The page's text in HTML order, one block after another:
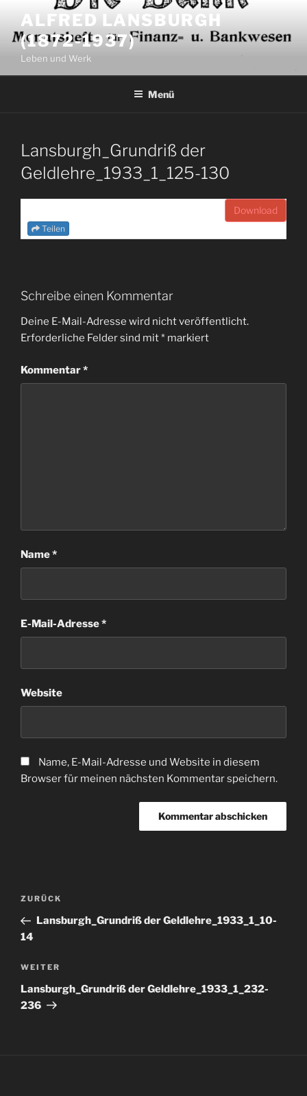
Inhalt
springen
ALFRED LANSBURGH
(1872-1937)
Leben und Werk
Menü
Lansburgh_Grundriß der
Geldlehre_1933_1_125-130
Download
Teilen
Schreibe einen Kommentar
Deine E-Mail-Adresse wird nicht veröffentlicht.
Erforderliche Felder sind mit* markiert
Kommentar*
Name*
E-Mail-Adresse*
Website
Name, E-Mail-Adresse und Website in diesem
Browser für meinen nächsten Kommentar speichern.
Beitragsnavigation
Vorheriger
Beitrag
ZURÜCK
Lansburgh_Grundriß der Geldlehre_1933_1_10-
14
Nächster
Beitrag
WEITER
Lansburgh_Grundriß der Geldlehre_1933_1_232-
236